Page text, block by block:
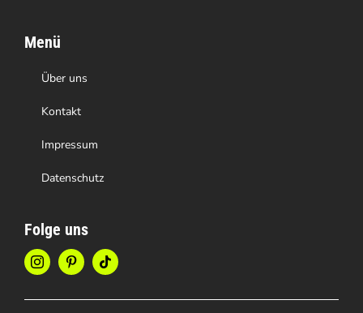
Menü
Über uns
Kontakt
Impressum
Datenschutz
Folge uns